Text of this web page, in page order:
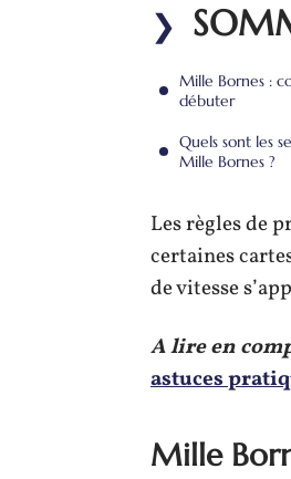
Mille Bornes :
débuter
Quels sont les
Mille Bornes ?
Les règles de
certaines
de vitesse
A lire en
astuces
Mille